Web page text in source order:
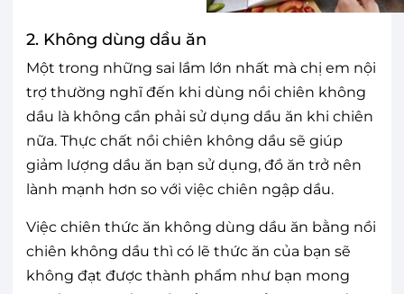
2. Không dùng dầu ăn
Một trong những sai lầm lớn nhất mà chị em nội
trợ thường nghĩ đến khi dùng nồi chiên không
dầu là không cần phải sử dụng dầu ăn khi chiên
nữa. Thực chất nồi chiên không dầu sẽ giúp
giảm lượng dầu ăn bạn sử dụng, đồ ăn trở nên
lành mạnh hơn so với việc chiên ngập dầu.
Việc chiên thức ăn không dùng dầu ăn bằng nồi
chiên không dầu thì có lẽ thức ăn của bạn sẽ
không đạt được thành phẩm như bạn mong